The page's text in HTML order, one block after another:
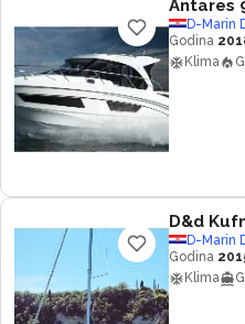
Antares
D-Marin
Godina
Klima
D&d
D-Marin
Godina
Klima